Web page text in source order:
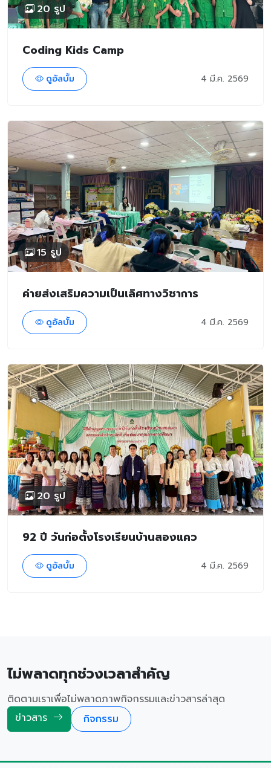
20 รูป
Coding Kids Camp
ดูอัลบั้ม 4 มี.ค. 2569
15 รูป
ค่ายส่งเสริมความเป็นเลิศทางวิชาการ
ดูอัลบั้ม 4 มี.ค. 2569
20 รูป
92 ปี วันก่อตั้งโรงเรียนบ้านสองแคว
ดูอัลบั้ม 4 มี.ค. 2569
ไม่พลาดทุกช่วงเวลาสำคัญ
ติดตามเราเพื่อไม่พลาดภาพกิจกรรมและข่าวสารล่าสุด
ข่าวสาร
กิจกรรม